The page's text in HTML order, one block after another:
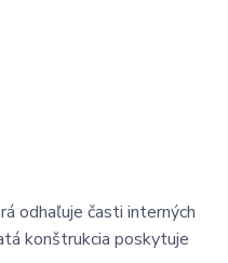
odhaľuje časti interných
konštrukcia poskytuje